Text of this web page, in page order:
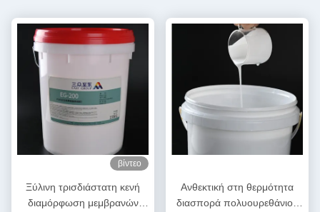
βίντεο
Ξύλινη τρισδιάστατη κενή
διαμόρφωση μεμβρανών
Ανθεκτική στη θερμότητα
διασπορά πολυουρεθάνιου